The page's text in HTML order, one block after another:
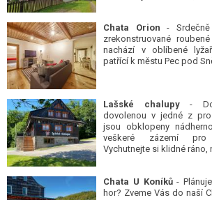
Chata Orion -
zrekonstruované
nachází v oblíbené
patřící k městu Pec pod
Lašské chalupy-
dovolenou v jedné z
jsou obklopeny
veškeré zázemí
Vychutnejte si klidné ráno,
Chata U Koníků-
hor? Zveme Vás do naší